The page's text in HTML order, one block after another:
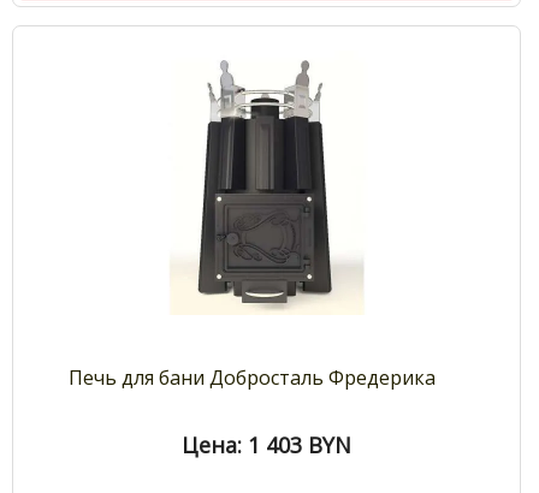
Печь для бани Добросталь Фредерика
Цена: 1 403 BYN